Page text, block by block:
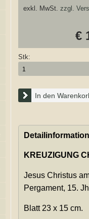
exkl. MwSt. zzgl.
€
Stk:
In den
KREUZIGUNG
Jesus Christus
Pergament, 15.
Blatt 23 x 15 cm.